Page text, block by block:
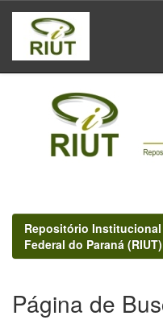
Skip
navigation
Repositório
Federal do Paraná (RIUT)
Página de